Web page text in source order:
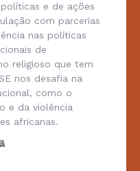
e de ações
com parcerias
nas políticas
de
religioso que tem
nos desafia na
como o
e da violência
africanas.